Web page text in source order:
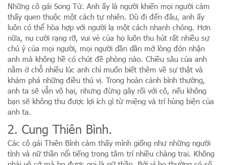
Những cô gái Song Tử. Anh ấy là người khiến mọi người cảm
thấy quen thuộc một cách tự nhiên. Dù đi đến đâu, anh ấy
luôn có thể hòa hợp với người lạ một cách nhanh chóng. Hơn
nữa, nụ cười rạng rỡ, vui vẻ của họ luôn thu hút rất nhiều sự
chú ý của mọi người, mọi người dần dần mở lòng đón nhận
anh mà không hề có chút đề phòng nào. Chiều sâu của anh
nằm ở chỗ nhiều lúc anh chỉ muốn biết thêm về sự thật và
khám phá những điều thú vị. Trong hoàn cảnh bình thường,
anh ta sẽ vẫn vô hại, nhưng đừng gây rối với cô, nếu không
bạn sẽ không thu được lợi ích gì từ miệng và trí hùng biện của
anh ta.
2. Cung Thiên Bình.
Các cô gái Thiên Bình cảm thấy mình giống như những người
tình và nữ thần nổi tiếng trong tâm trí nhiều chàng trai. Không